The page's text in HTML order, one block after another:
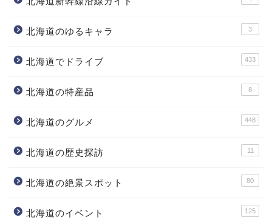
北海道のゆるキャラ 3
北海道でドライブ 433
北海道の特産品 8
北海道のグルメ 448
北海道の歴史探訪 11
北海道の絶景スポット 80
北海道のイベント 125